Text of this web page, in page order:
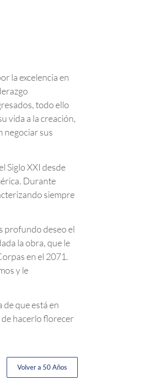
la excelencia en
todo ello
vida a la creación,
negociar sus
Siglo XXI desde
Durante
siempre
profundo deseo el
la obra, que le
en el 2071.
y le
que está en
de hacerlo florecer
Volver a 50 Años